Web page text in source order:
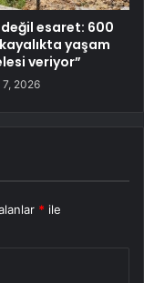
değil esaret: 600
yaşam
veriyor”
2026
* ile